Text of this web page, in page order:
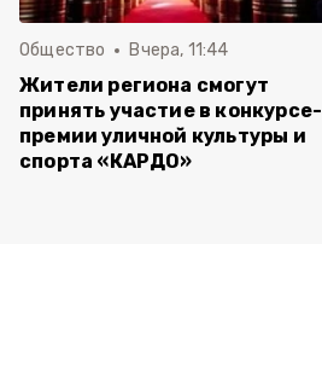
Общество Вчера, 11:44
Жители региона смогут
принять участие в конкурсе-
премии уличной культуры и
спорта «КАРДО»